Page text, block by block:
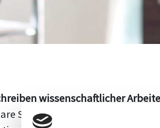
wissenschaftlicher
Struktur, einen logischen